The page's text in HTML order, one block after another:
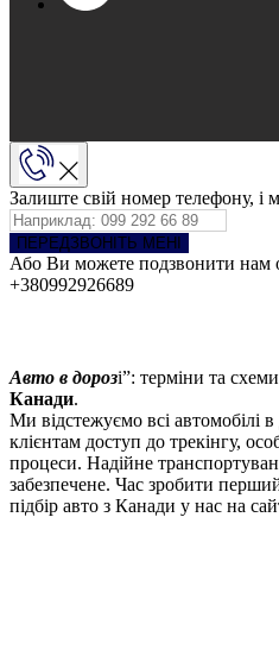
Залиште свій номер телефону, і
ПЕРЕДЗВОНІТЬ МЕНІ
Або Ви можете подзвонити нам
+380992926689
Авто в дорозі”: терміни та
Канади.
Ми відстежуємо всі автомобілі
клієнтам доступ до трекінгу,
процеси. Надійне
забезпечене. Час зробити
підбір авто з Канади у нас на